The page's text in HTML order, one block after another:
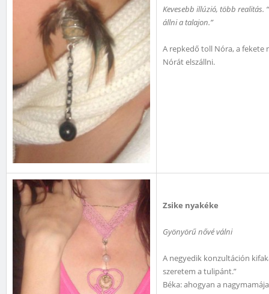
Kevesebb illúzió, több
állni a talajon.”
A repkedő toll Nóra, a fekete
Nórát elszállni.
Zsike nyakéke
Gyönyörű nővé válni
A negyedik konzultáción
szeretem a tulipánt.”
Béka: ahogyan a